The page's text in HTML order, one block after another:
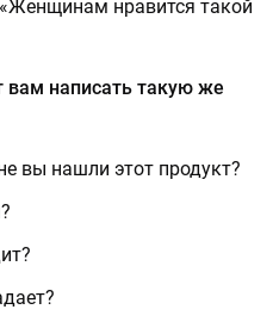
нравится такой
вам написать такую же
вы нашли этот продукт?